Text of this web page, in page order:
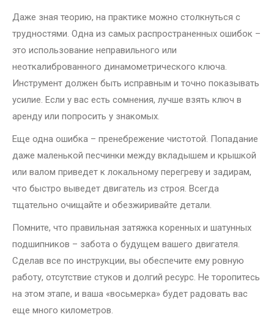
Даже зная теорию, на практике можно столкнуться с
трудностями. Одна из самых распространенных ошибок –
это использование неправильного или
неоткалиброванного динамометрического ключа.
Инструмент должен быть исправным и точно показывать
усилие. Если у вас есть сомнения, лучше взять ключ в
аренду или попросить у знакомых.
Еще одна ошибка – пренебрежение чистотой. Попадание
даже маленькой песчинки между вкладышем и крышкой
или валом приведет к локальному перегреву и задирам,
что быстро выведет двигатель из строя. Всегда
тщательно очищайте и обезжиривайте детали.
Помните, что правильная затяжка коренных и шатунных
подшипников – забота о будущем вашего двигателя.
Сделав все по инструкции, вы обеспечите ему ровную
работу, отсутствие стуков и долгий ресурс. Не торопитесь
на этом этапе, и ваша «восьмерка» будет радовать вас
еще много километров.